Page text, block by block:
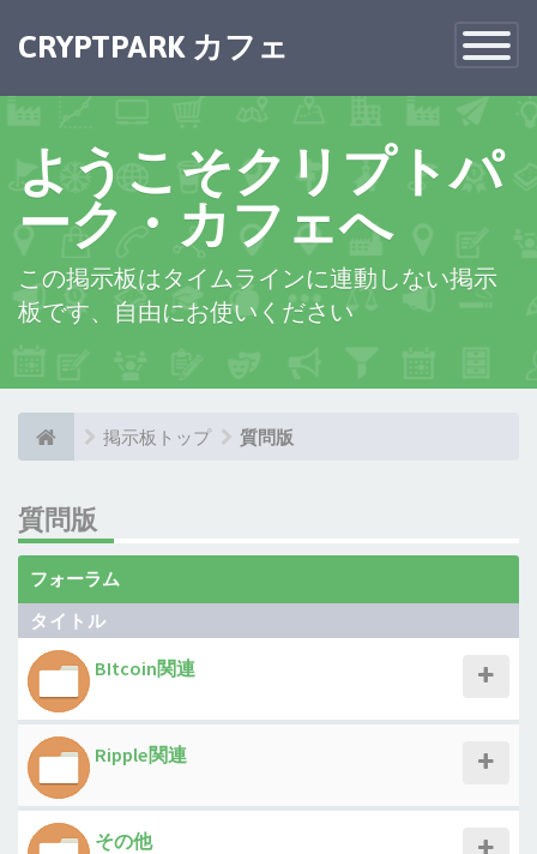
Toggle
CRYPTPARK カフェ ×
ようこそクリプトパ
ーク・カフェへ
この掲示板はタイムラインに連動しない掲示
板です、自由にお使いください
掲示板トップ 質問版
質問版
フォーラム
タイトル
BItcoin関連
Ripple関連
その他